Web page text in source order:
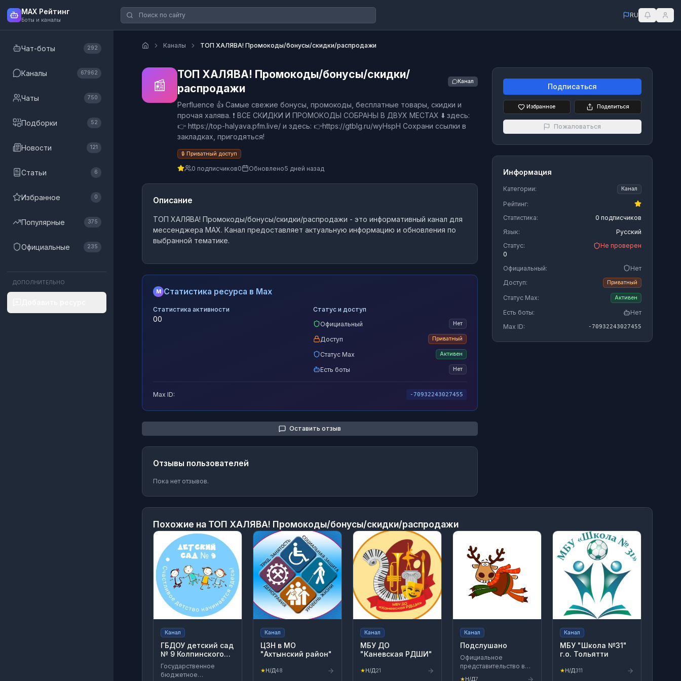
MAX Рейтинг
Боты и каналы
Чат-боты 292
Каналы 67962
Чаты 750
Подборки 52
Новости 121
Статьи 6
Избранное 0
Популярные 375
Официальные 235
ДОПОЛНИТЕЛЬНО
RU
Каналы ТОП ХАЛЯВА! Промокоды/бонусы/скидки/распродажи
📰
ТОП ХАЛЯВА! Промокоды/бонусы/скидки/
распродажи
Канал
Perfluence 👍 Самые свежие бонусы, промокоды, бесплатные товары, скидки и
прочая халява. ❗ ВСЕ СКИДКИ И ПРОМОКОДЫ СОБРАНЫ В ДВУХ МЕСТАХ ⬇️ здесь:
👉 https://top-halyava.pfm.live/ и здесь: 👉https://gtblg.ru/wyHspH Сохрани ссылки в
закладках, пригодяться!
🔒 Приватный доступ
0 подписчиков0 Обновлено5 дней назад
Описание
ТОП ХАЛЯВА! Промокоды/бонусы/скидки/распродажи - это информативный канал для
мессенджера MAX. Канал предоставляет актуальную информацию и обновления по
выбранной тематике.
M Статистика ресурса в Max
Статистика активности
00
Статус и доступ
Официальный
Нет
Доступ Приватный
Статус Max Активен
Есть боты Нет
Max ID: -70932243027455
Оставить отзыв
Отзывы пользователей
Пока нет отзывов.
Подписаться
Избранное Поделиться
Пожаловаться
Информация
Категории: Канал
Рейтинг:
Статистика:
0 подписчиков
Язык:
Русский
Статус:
Не проверен
0
Официальный:
Нет
Доступ:
Приватный
Статус Max: Активен
Есть боты:
Нет
Max ID:
-70932243027455
Похожие на ТОП ХАЛЯВА! Промокоды/бонусы/скидки/распродажи
Канал
ГБДОУ детский сад
№ 9 Колпинского
района СПб
Государственное
бюджетное
Канал
ЦЗН в МО
"Ахтынский район"
★Н/Д48
Канал
МБУ ДО
"Каневская РДШИ"
★Н/Д21
Канал
Подслушано
Официальное
представительство в
MAX 😜 Здесь говорят
★Н/Д7
Канал
МБУ "Школа №31"
г.о. Тольятти
★Н/Д311